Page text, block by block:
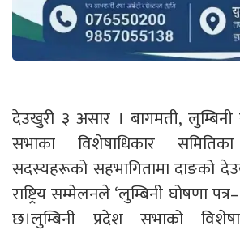
देउखुरी ३ असार । बागमती, लुम्बिनी
सभाका विशेषाधिकार
सदस्यहरूको सहभागितामा दाङको
राष्ट्रिय सम्मेलनले ‘लुम्बिनी घोषणा
छ।लुम्बिनी प्रदेश सभाको